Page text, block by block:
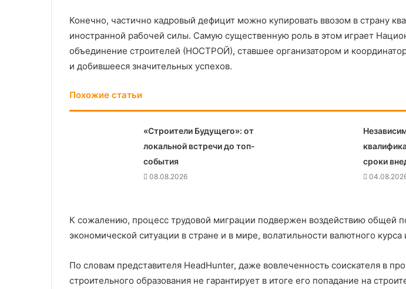
Конечно, частично кадровый дефицит можно купировать ввозом в страну
иностранной рабочей силы. Самую существенную роль в этом играет
объединение строителей (НОСТРОЙ), ставшее организатором и
и добившееся значительных успехов.
Похожие статьи
«Строители Будущего»: от
локальной встречи до топ-
события
08.08.2026
сроки
К сожалению, процесс трудовой миграции подвержен воздействию общей
экономической ситуации в стране и в мире, волатильности валютного курса
По словам представителя HeadHunter, даже вовлеченность соискателя в
строительного образования не гарантирует в итоге его попадание на